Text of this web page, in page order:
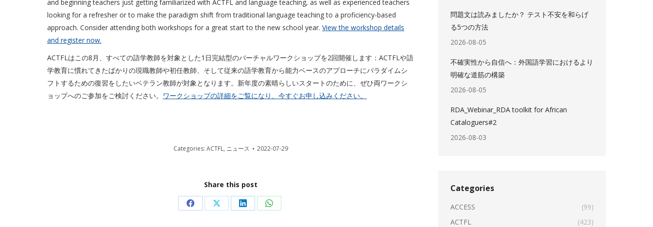
and beginning teachers just getting familiarized with ACTFL and language teaching, as well as experienced teachers
looking for a refresher or to make the paradigm shift from traditional language teaching to a proficiency-based
approach. Consider attending both workshops for a great start to the new school year. View the workshop details
and register now.
ACTFLはこの8月、すべての語学教師を対象とした1日完結型のバーチャルワークショップを2回開催します：ACTFLや語
学教育に慣れてきたばかりの現職教師や初任教師、そして従来の語学教育から能力ベースのアプローチにパラダイムシ
フトするための復習をしたいベテラン教師が対象となります。新年度の素晴らしいスタートのために、ぜひ両ワークシ
ョップへのご参加をご検討ください。 ワークショップの詳細をご覧になり、今すぐお申し込みください。
Categories: ACTFL, ニュース 2022-07-29
Share this post
Share Share Share Share
問題文は読みましたか？ テスト不安を和らげ
る5つの方法
2026-08-05
不確実性から自信へ：外国語学習におけるより
明確な道筋の構築
2026-08-05
RDA_Webinar_RDA toolkit for African
Cataloguers#2
2026-08-03
Categories
ACCESS
(99)
ACTFL
(423)